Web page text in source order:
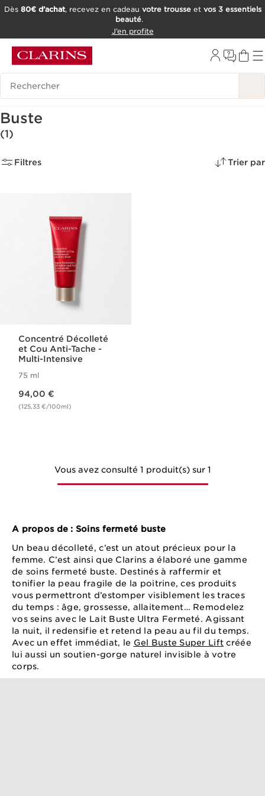
OUTIL D'ACCESSIBILITÉ
Dès 80€ d’achat, recevez en cadeau votre trousseet vos 3 essentiels
beauté.
J’en profite
Historique des recherches
Crème Raffermissante Buste -
Buste
(1)
Filtres Trier par
Concentré Décolleté
et Cou Anti-Tache -
Multi-Intensive
75 ml
94,00 €
(125,33 €/100ml)
Vous avez consulté 1 produit(s) sur 1
A propos de : Soins fermeté buste
Un beau décolleté, c’est un atout précieux pour la
femme. C’est ainsi que Clarins a élaboré une gamme
de soins fermeté buste. Destinés à raffermir et
tonifier la peau fragile de la poitrine, ces produits
vous permettront d’estomper visiblement les traces
du temps : âge, grossesse, allaitement… Remodelez
vos seins avec le Lait Buste Ultra Fermeté. Agissant
la nuit, il redensifie et retend la peau au fil du temps.
Avec un effet immédiat, le Gel Buste Super Lift créée
lui aussi un soutien-gorge naturel invisible à votre
corps.